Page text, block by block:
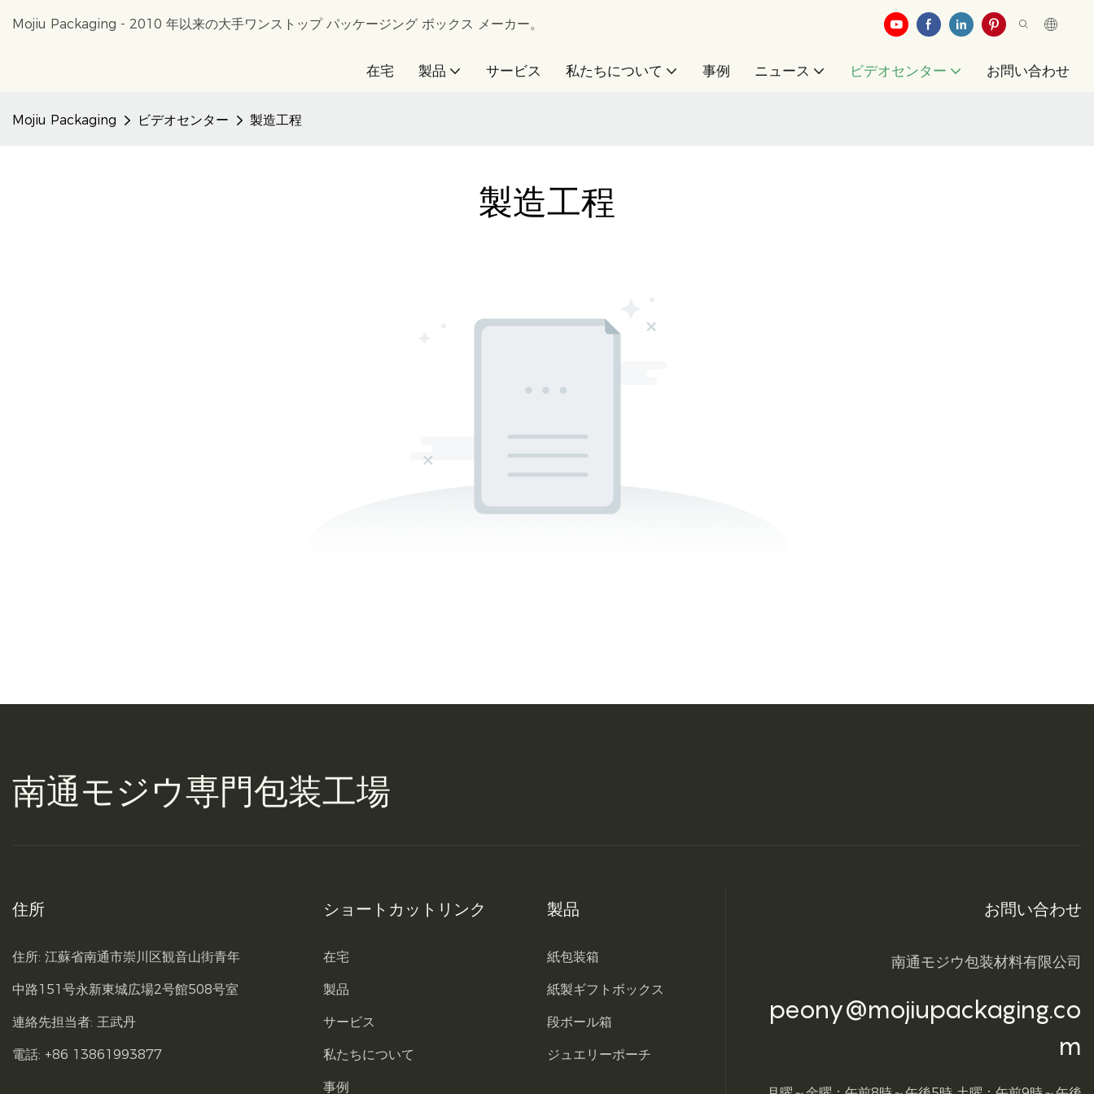
Mojiu Packaging - 2010 年以来の大手ワンストップ パッケージング ボックス メーカー。
在宅 製品 サービス 私たちについて 事例 ニュース ビデオセンター お問い合わせ
Mojiu Packaging ビデオセンター 製造工程
製造工程
南通モジウ専門包装工場
住所
住所: 江蘇省南通市崇川区観音山街青年
中路151号永新東城広場2号館508号室
連絡先担当者: 王武丹
電話: +86 13861993877
ショートカットリンク
在宅
製品
サービス
私たちについて
事例
製品
紙包装箱
紙製ギフトボックス
段ボール箱
ジュエリーポーチ
お問い合わせ
南通モジウ包装材料有限公司
peony@mojiupackaging.co
m